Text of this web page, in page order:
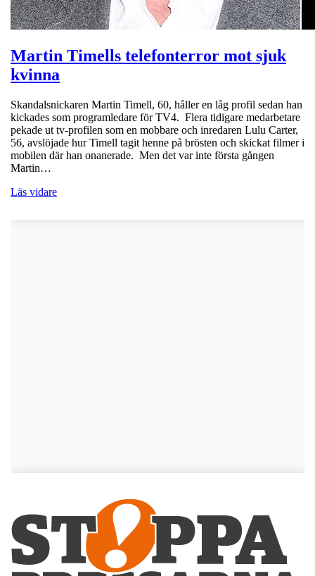
Martin Timells telefonterror mot sjuk
kvinna
Skandalsnickaren Martin Timell, 60, håller en låg profil sedan han
kickades som programledare för TV4. Flera tidigare medarbetare
pekade ut tv-profilen som en mobbare och inredaren Lulu Carter,
56, avslöjade hur Timell tagit henne på brösten och skickat filmer i
mobilen där han onanerade. Men det var inte första gången
Martin…
Läs vidare